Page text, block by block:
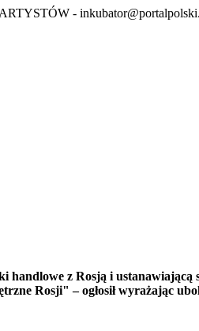
-
z Rosją i
Rosji" – ogłosił wyrażając